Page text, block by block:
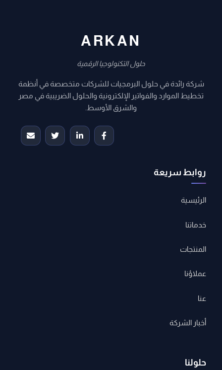
ARKAN
حلول التكنولوجيا الرقمية
شركة رائدة في حلول البرمجيات للشركات متخصصة في أنظمة
تخطيط الموارد والفواتير الإلكترونية والحلول الضريبية في مصر
والشرق الأوسط.
روابط سريعة
الرئيسية
خدماتنا
المنتجات
عملاؤنا
عنا
أخبار الشركة
حلولنا